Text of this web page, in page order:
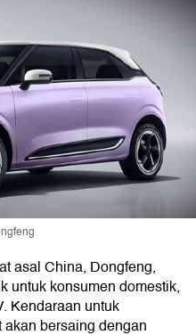
asal China, Dongfeng,
untuk konsumen domestik,
Kendaraan untuk
bersaing dengan